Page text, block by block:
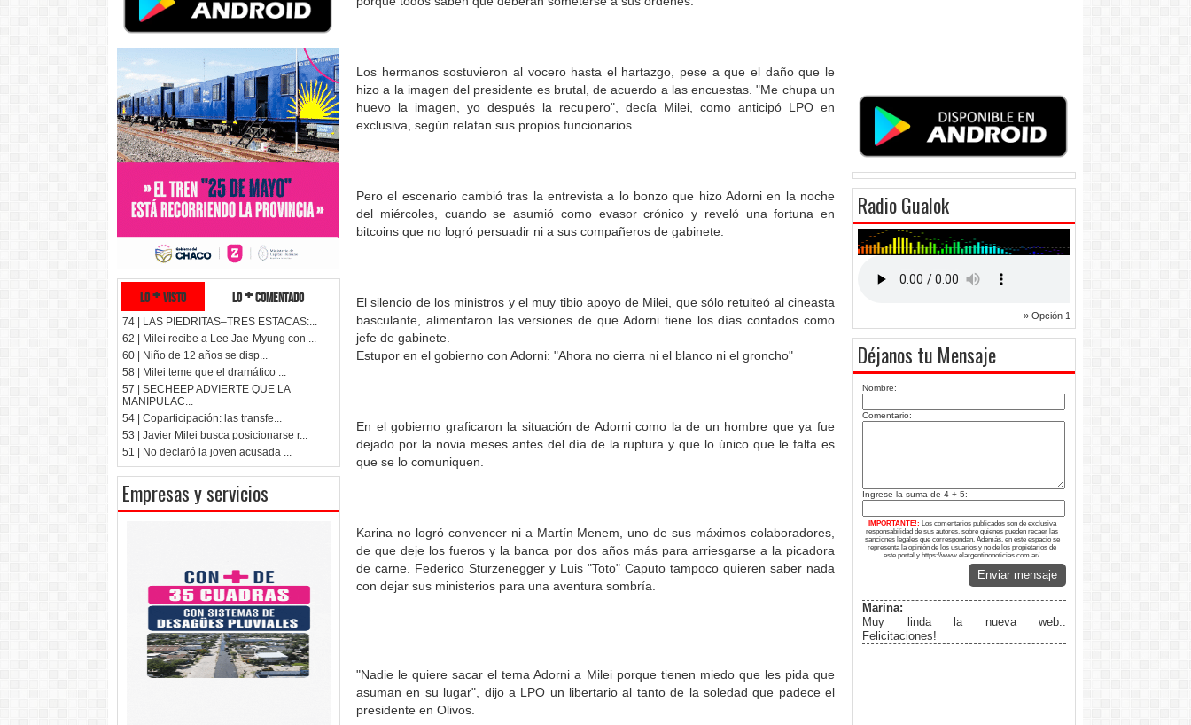
lo + visto lo + comentado
74 | LAS PIEDRITAS–TRES ESTACAS:...
62 | Milei recibe a Lee Jae-Myung con ...
60 | Niño de 12 años se disp...
58 | Milei teme que el dramático ...
57 | SECHEEP ADVIERTE QUE LA
MANIPULAC...
54 | Coparticipación: las transfe...
53 | Javier Milei busca posicionarse r...
51 | No declaró la joven acusada ...
Empresas y servicios
Los hermanos sostuvieron al vocero hasta el hartazgo, pese a que el daño que le
hizo a la imagen del presidente es brutal, de acuerdo a las encuestas. "Me chupa un
huevo la imagen, yo después la recupero", decía Milei, como anticipó LPO en
exclusiva, según relatan sus propios funcionarios.
Pero el escenario cambió tras la entrevista a lo bonzo que hizo Adorni en la noche
del miércoles, cuando se asumió como evasor crónico y reveló una fortuna en
bitcoins que no logró persuadir ni a sus compañeros de gabinete.
El silencio de los ministros y el muy tibio apoyo de Milei, que sólo retuiteó al cineasta
basculante, alimentaron las versiones de que Adorni tiene los días contados como
jefe de gabinete.
Estupor en el gobierno con Adorni: "Ahora no cierra ni el blanco ni el groncho"
En el gobierno graficaron la situación de Adorni como la de un hombre que ya fue
dejado por la novia meses antes del día de la ruptura y que lo único que le falta es
que se lo comuniquen.
Karina no logró convencer ni a Martín Menem, uno de sus máximos colaboradores,
de que deje los fueros y la banca por dos años más para arriesgarse a la picadora
de carne. Federico Sturzenegger y Luis "Toto" Caputo tampoco quieren saber nada
con dejar sus ministerios para una aventura sombría.
"Nadie le quiere sacar el tema Adorni a Milei porque tienen miedo que les pida que
asuman en su lugar", dijo a LPO un libertario al tanto de la soledad que padece el
presidente en Olivos.
Radio Gualok
» Opción 1
Déjanos tu Mensaje
Nombre:
Comentario:
Ingrese la suma de 4 + 5:
IMPORTANTE!: Los comentarios publicados son de exclusiva
responsabilidad de sus autores, sobre quienes pueden recaer las
sanciones legales que correspondan. Además, en este espacio se
representa la opinión de los usuarios y no de los propietarios de
este portal y https://www.elargentinonoticias.com.ar/.
Enviar mensaje
Marina:
Muy linda la nueva web..
Felicitaciones!